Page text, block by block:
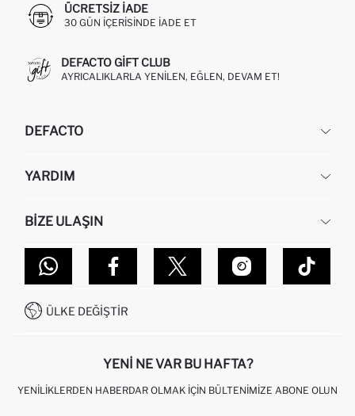
ÜCRETSIZ IADE
30 GÜN IÇERISINDE IADE ET
DEFACTO GIFT CLUB
AYRICALIKLARLA YENILEN, EĞLEN, DEVAM ET!
DEFACTO
HAKKIMIZDA
KURUMSAL SATIŞ
DEFACTO TEKNOLOJI
SITEMAP
YARDIM
SIPARIŞIMI NASIL TAKIP EDERIM?
NASIL İADE EDERIM?
GIFT CLUB SIKÇA SORULAN SORULAR
İŞLEM REHBERI
KAMPANYALAR
BIZE ULAŞIN
MAĞAZALARIMIZ
İLETIŞIM FORMU
0850 333 22 86
ÜLKE DEĞIŞTIR
YENI NE VAR BU HAFTA?
YENILIKLERDEN HABERDAR OLMAK İÇIN BÜLTENIMIZE ABONE OLUN